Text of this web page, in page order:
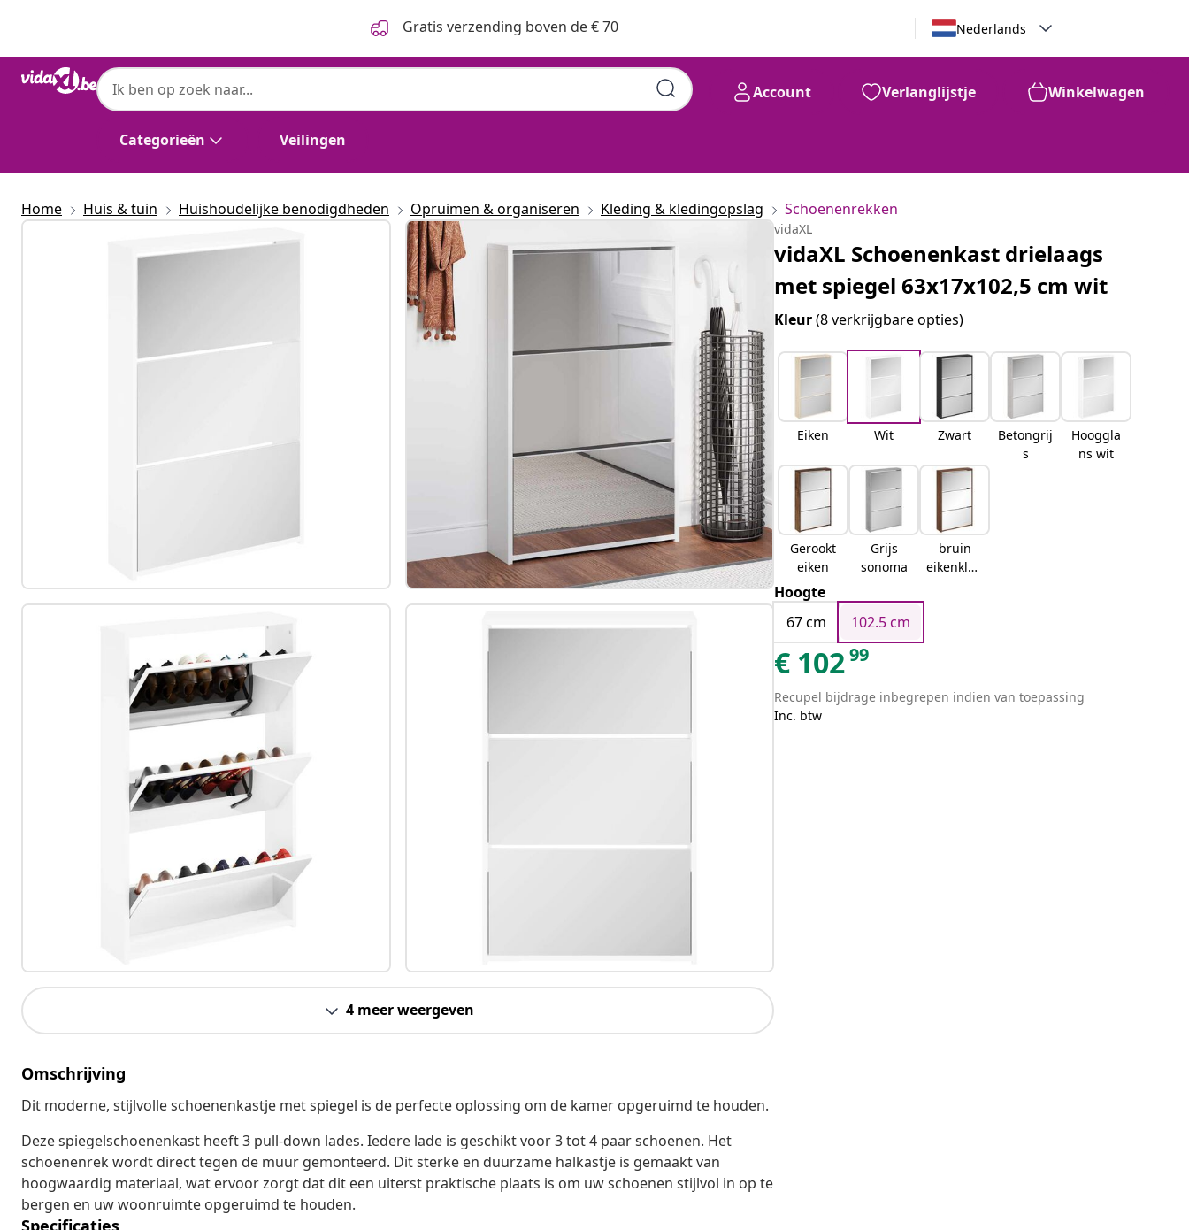
Gratis verzending boven de € 70 Nederlands
Categorieën Veilingen
Account Verlanglijstje Winkelwagen
Home Huis & tuin Huishoudelijke benodigdheden Opruimen & organiseren Kleding & kledingopslag Schoenenrekken
4 meer weergeven
Omschrijving
Dit moderne, stijlvolle schoenenkastje met spiegel is de perfecte oplossing om de kamer opgeruimd te houden.
Deze spiegelschoenenkast heeft 3 pull-down lades. Iedere lade is geschikt voor 3 tot 4 paar schoenen. Het
schoenenrek wordt direct tegen de muur gemonteerd. Dit sterke en duurzame halkastje is gemaakt van
hoogwaardig materiaal, wat ervoor zorgt dat dit een uiterst praktische plaats is om uw schoenen stijlvol in op te
bergen en uw woonruimte opgeruimd te houden.
Specificaties
vidaXL
vidaXL Schoenenkast drielaags
met spiegel 63x17x102,5 cm wit
Kleur(8 verkrijgbare opties)
Eiken Wit Zwart
Betongrij
s
Hooggla
ns wit
Gerookt
eiken
Grijs
sonoma
bruin
eikenkleu
Hoogte
67 cm
102.5 cm
€ 10299
Recupel bijdrage inbegrepen indien van toepassing
Inc. btw